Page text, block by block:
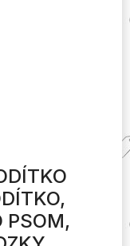
PSOM,